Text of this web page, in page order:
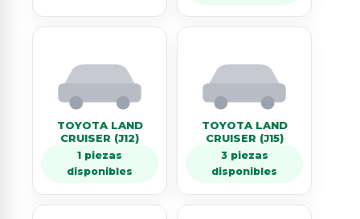
TOYOTA LAND
CRUISER (J12)
1 piezas
disponibles
TOYOTA LAND
CRUISER (J15)
3 piezas
disponibles